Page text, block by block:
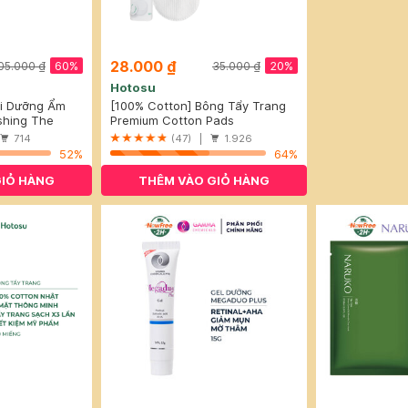
60%
₫
Dưỡng Ẩm
The
714
52%
HÀNG
28.000 ₫ 20%
35.000 ₫
Hotosu
[100% Cotton] Bông Tẩy Trang
Hotosu Cao Cấp 150 Miếng
Premium Cotton Pads
(47) | 1.926
64%
THÊM VÀO GIỎ HÀNG